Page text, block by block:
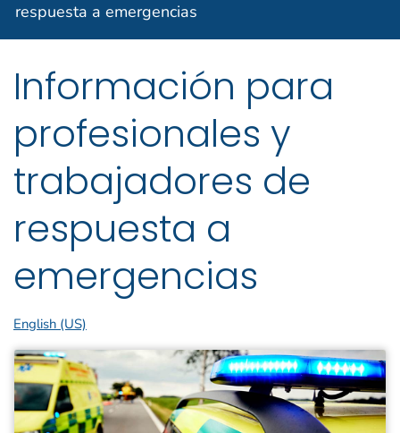
respuesta a emergencias
Información para
profesionales y
trabajadores de
respuesta a
emergencias
English (US)